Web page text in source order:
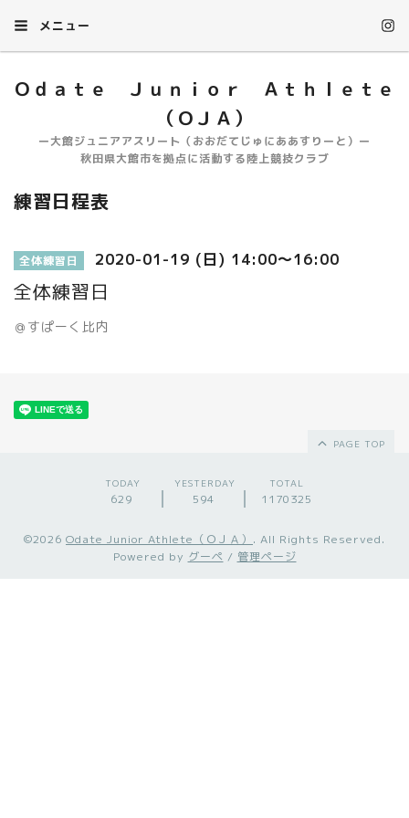
メニュー
Ｏｄａｔｅ Ｊｕｎｉｏｒ Ａｔｈｌｅｔｅ
（ＯＪＡ）
ー大館ジュニアアスリート（おおだてじゅにああすりーと）ー
秋田県大館市を拠点に活動する陸上競技クラブ
練習日程表
全体練習日 2020-01-19 (日) 14:00～16:00
全体練習日
＠すぱーく比内
PAGE TOP
TODAY
629
YESTERDAY
594
TOTAL
1170325
©2026 Odate Junior Athlete（ＯＪＡ） . All Rights Reserved.
Powered by グーペ / 管理ページ